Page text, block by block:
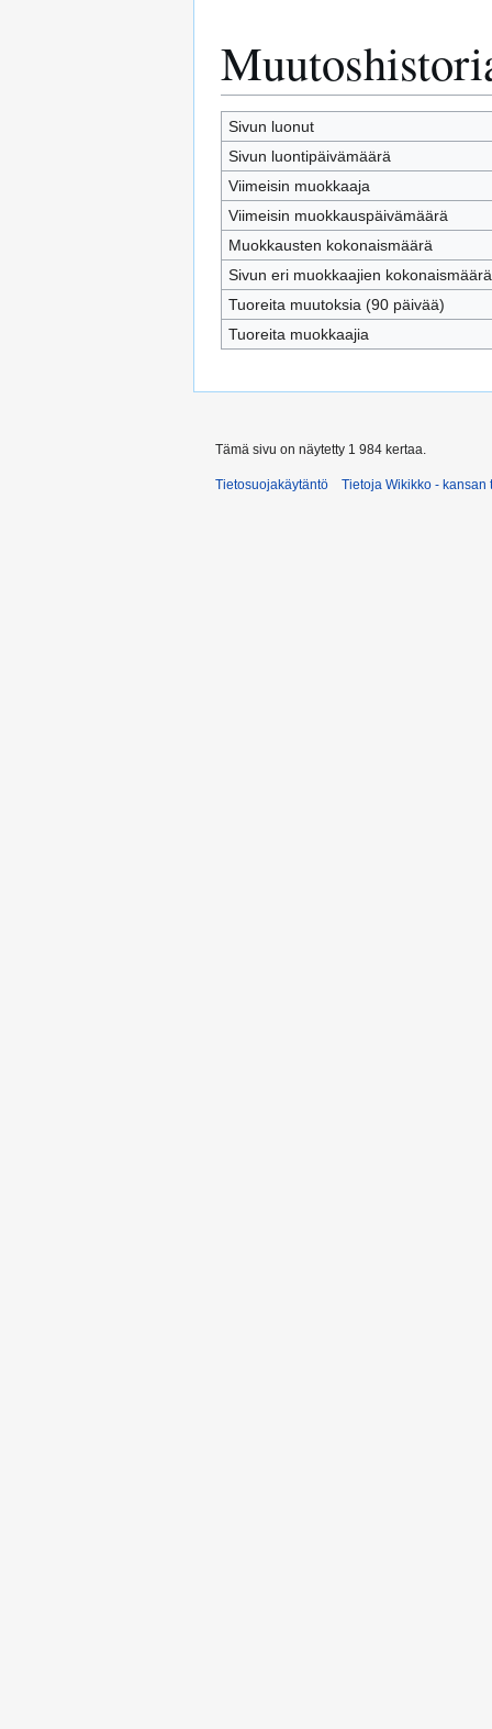
Sivun luonut
Sivun luontipäivämäärä
Viimeisin muokkaaja
Viimeisin muokkauspäivämäärä
Muokkausten kokonaismäärä
Sivun eri muokkaajien kokonaismäärä
Tuoreita muutoksia (90 päivää)
Tuoreita muokkaajia
Tämä sivu on näytetty 1 984 kertaa.
Tietosuojakäytäntö Tietoja Wikikko - kansan